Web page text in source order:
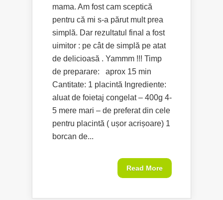
mama. Am fost cam sceptică
pentru că mi s-a părut mult prea
simplă. Dar rezultatul final a fost
uimitor : pe cât de simplă pe atat
de delicioasă . Yammm !!! Timp
de preparare: aprox 15 min
Cantitate: 1 placintă Ingrediente:
aluat de foietaj congelat – 400g 4-
5 mere mari – de preferat din cele
pentru placintă ( ușor acrișoare) 1
borcan de...
Read More